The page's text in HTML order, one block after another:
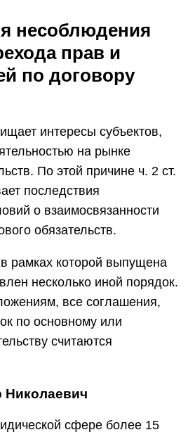
несоблюдения
прав и
по договору
интересы субъектов,
на рынке
По этой причине ч. 2 ст.
последствия
о взаимосвязанности
обязательств.
рамках которой выпущена
несколько иной порядок.
все соглашения,
по основному или
считаются
Николаевич
сфере более 15